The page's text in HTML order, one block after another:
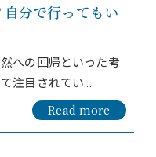
分で行ってもい
への回帰といった考
注目されてい...
Read more